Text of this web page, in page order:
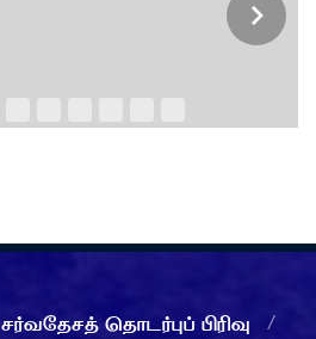
சர்வதேசத் தொடர்புப் பிரிவு